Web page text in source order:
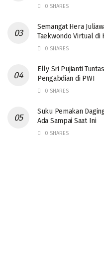
0 SHARES
Semangat Hera
Taekwondo Virtual di
0 SHARES
Elly Sri Pujianti
Pengabdian di PWI
0 SHARES
‎Suku Pemakan
Ada Sampai Saat Ini
0 SHARES